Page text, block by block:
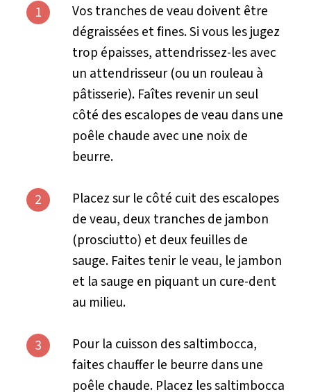
1
Vos tranches de veau doivent être
dégraissées et fines. Si vous les jugez
trop épaisses, attendrissez-les avec
un attendrisseur (ou un rouleau à
pâtisserie). Faîtes revenir un seul
côté des escalopes de veau dans une
poêle chaude avec une noix de
beurre.
2
Placez sur le côté cuit des escalopes
de veau, deux tranches de jambon
(prosciutto) et deux feuilles de
sauge. Faites tenir le veau, le jambon
et la sauge en piquant un cure-dent
au milieu.
3
Pour la cuisson des saltimbocca,
faites chauffer le beurre dans une
poêle chaude. Placez les saltimbocca